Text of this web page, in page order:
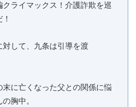
クライマックス！介護詐欺を巡
対して、九条は引導を渡
末に亡くなった父との関係に悩
胸中。